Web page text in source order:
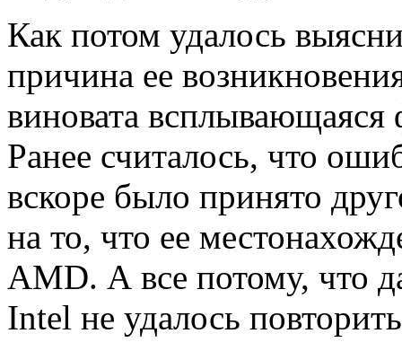
Как потом удалось
причина ее
виновата
Ранее считалось, что
вскоре было принято
на то, что ее
AMD. А все потому, что
Intel не удалось